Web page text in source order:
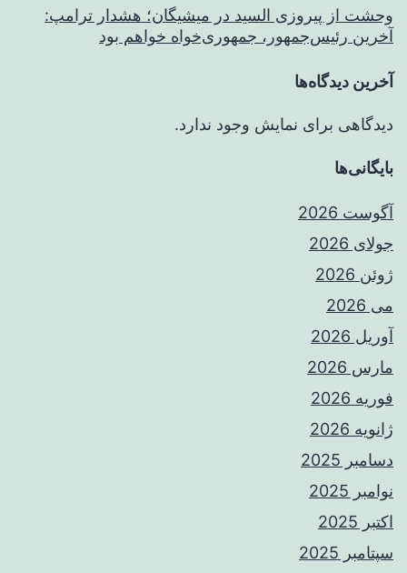
وحشت از پیروزی السید در میشیگان؛ هشدار ترامپ:
آخرین رئیس‌جمهور، جمهوری‌خواه خواهم بود
آخرین دیدگاه‌ها
دیدگاهی برای نمایش وجود ندارد.
بایگانی‌ها
آگوست 2026
جولای 2026
ژوئن 2026
می 2026
آوریل 2026
مارس 2026
فوریه 2026
ژانویه 2026
دسامبر 2025
نوامبر 2025
اکتبر 2025
سپتامبر 2025